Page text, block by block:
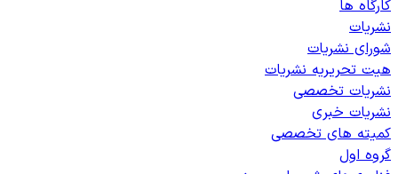
کارگاه ها
نشریات
شورای نشریات
هیت تحریریه نشریات
نشریات تخصصی
نشریات خبری
کمیته های تخصصی
گروه اول